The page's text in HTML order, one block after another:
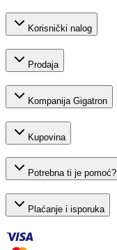
Korisnički nalog
Prodaja
Kompanija Gigatron
Kupovina
Potrebna ti je pomoć?
Plaćanje i isporuka